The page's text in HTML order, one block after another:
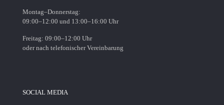
Montag–Donnerstag:
09:00–12:00 und 13:00–16:00 Uhr
Freitag: 09:00–12:00 Uhr
oder nach telefonischer Vereinbarung
SOCIAL MEDIA